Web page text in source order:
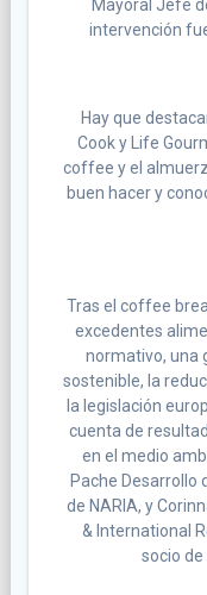
Mayoral Jefe
intervención
Hay que
Cook y Life
coffee y el
buen hacer y
Tras el coffee
excedentes
normativo, una
sostenible, la
la legislación
cuenta de
en el medio
Pache Desarrollo
de NARIA, y
& International
socio de